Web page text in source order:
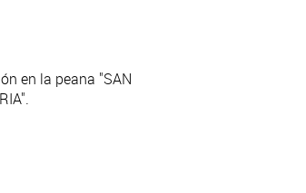
en la peana "SAN